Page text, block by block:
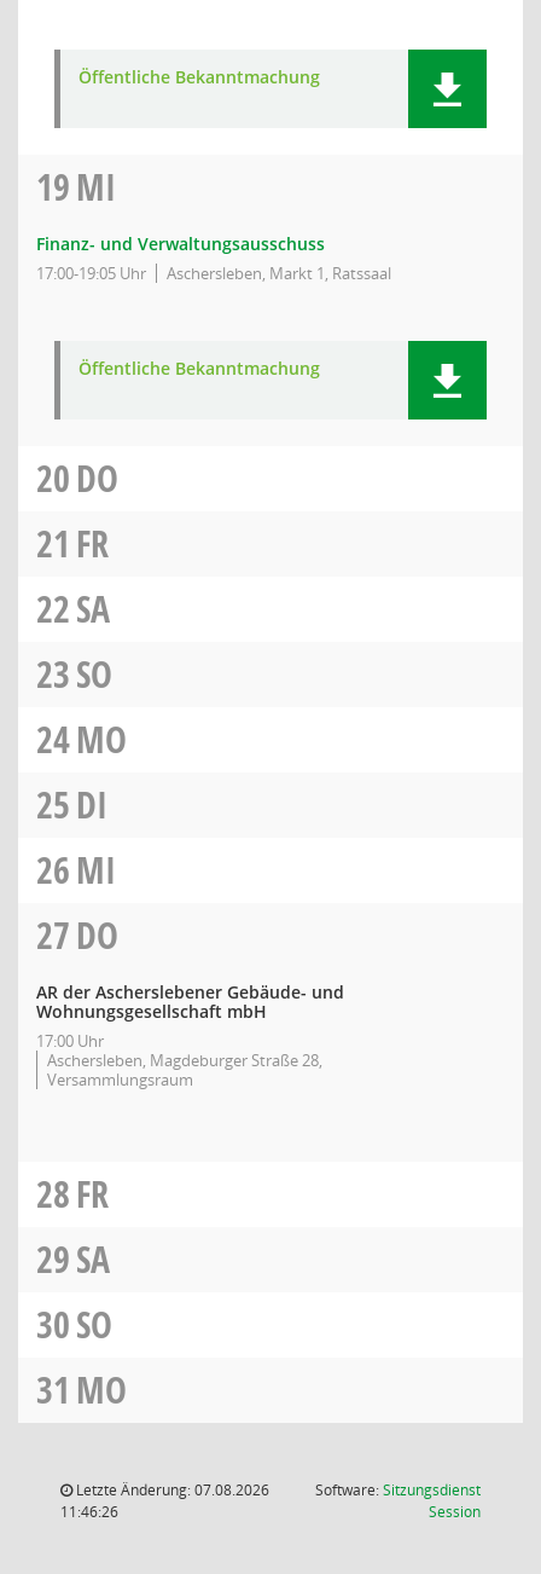
Öffentliche Bekanntmachung
19MI
Finanz- und Verwaltungsausschuss
17:00-19:05 Uhr Aschersleben, Markt 1, Ratssaal
Öffentliche Bekanntmachung
20DO
21 FR
22SA
23SO
24MO
25DI
26MI
27DO
AR der Ascherslebener Gebäude- und
Wohnungsgesellschaft mbH
17:00 Uhr
Aschersleben, Magdeburger Straße 28,
Versammlungsraum
28FR
29SA
30SO
31 MO
Letzte Änderung: 07.08.2026
11:46:26
Software:Sitzungsdienst
Session(Wird in